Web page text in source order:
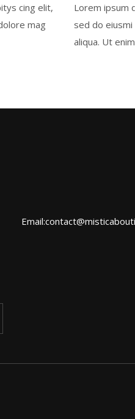
cing elit,
mag
Lorem ipsum
sed do
aliqua. Ut